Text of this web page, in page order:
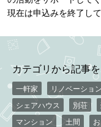
現在は申込みを終了し
カテゴリから記事
一軒家 リノベーション
シェアハウス
別荘
マンション
土間